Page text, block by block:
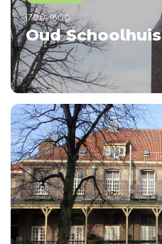
1700-1800
Oud Schoolhuis